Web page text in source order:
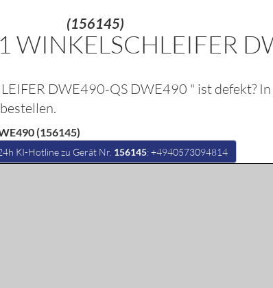
(156145)
WINKELSCHLEIFER
DWE490-QS DWE490 " ist defekt?
(156145)
KI-Hotline zu Gerät Nr. 156145: +4940573094814